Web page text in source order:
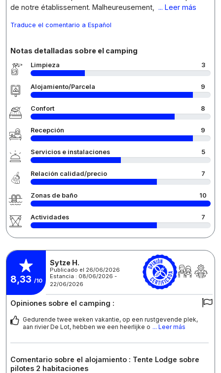
de notre établissement. Malheureusement,
... Leer más
Traduce el comentario a Español
Notas detalladas sobre el camping
Limpieza 3
Alojamiento/Parcela 9
Confort 8
Recepción 9
Servicios e instalaciones 5
Relación calidad/precio 7
Zonas de baño 10
Actividades 7
8,33 /10
Sytze H.
Publicado el 26/06/2026
Estancia : 08/06/2026 -
22/06/2026
Opiniones sobre el camping :
Gedurende twee weken vakantie, op een rustgevende plek,
aan rivier De Lot, hebben we een heerlijke o ... Leer más
Comentario sobre el alojamiento : Tente Lodge sobre
pilotes 2 habitaciones